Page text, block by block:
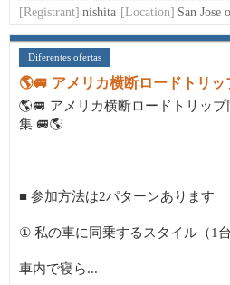
[Registrant] nishita [Location] San Jose
Diferentes ofertas
🌎🚐 アメリカ横断ロードトリ
🌎🚐 アメリカ横断ロードトリップ
集 🚐🌎
■ 参加方法は2パターンあります
① 私の車に同乗するスタイル（1台
車内で寝ら...